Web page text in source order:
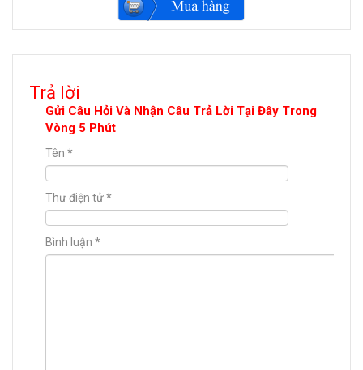
Trả lời
Gửi Câu Hỏi Và Nhận Câu Trả Lời Tại Đây Trong
Vòng 5 Phút
Tên *
Thư điện tử*
Bình luận *